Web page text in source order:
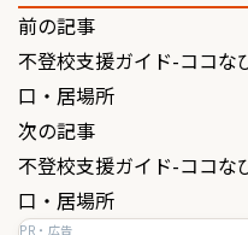
投
稿
ナ
ビ
ゲ
前の記事
不登校支援ガイド-ココな
口・居場所
次の記事
不登校支援ガイド-ココな
口・居場所
PR・広告